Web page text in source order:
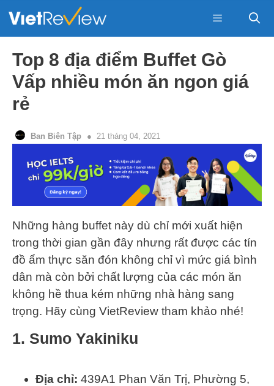
Menu
Top 8 địa điểm Buffet Gò
Vấp nhiều món ăn ngon giá
rẻ
Ban Biên Tập 21 tháng 04, 2021
Những hàng buffet này dù chỉ mới xuất hiện
trong thời gian gần đây nhưng rất được các tín
đồ ẩm thực săn đón không chỉ vì mức giá bình
dân mà còn bởi chất lượng của các món ăn
không hề thua kém những nhà hàng sang
trọng. Hãy cùng VietReview tham khảo nhé!
1. Sumo Yakiniku
Địa chỉ: 439A1 Phan Văn Trị, Phường 5,